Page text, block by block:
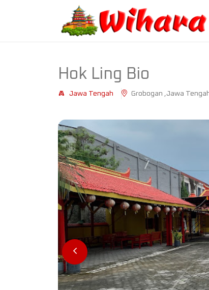
Hok Ling Bio
Jawa Tengah Grobogan ,Jawa